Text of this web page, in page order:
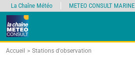
Accueil Stations d'observation
La Chaîne Météo METEO CONSULT MARINE